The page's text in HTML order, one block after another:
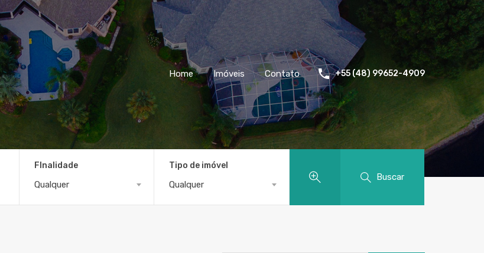
Home Imóveis Contato +55 (48) 99652-4909
FInalidade
Qualquer
Tipo de imóvel
Qualquer
Buscar